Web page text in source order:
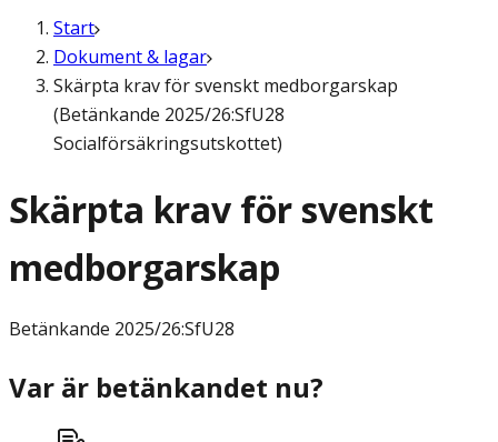
Start
Dokument & lagar
Skärpta krav för svenskt medborgarskap
(Betänkande 2025/26:SfU28
Socialförsäkringsutskottet)
Skärpta krav för svenskt
medborgarskap
Betänkande 2025/26:SfU28
Var är betänkandet nu?